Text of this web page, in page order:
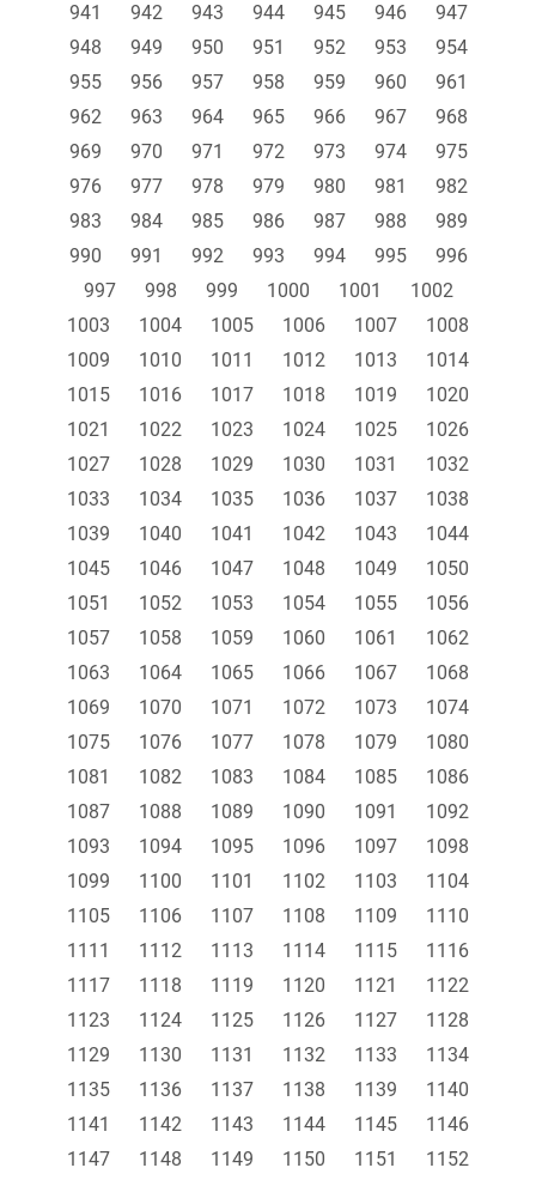
941
942 943 944 945 946
947
948
949 950 951 952 953
954
955
956 957 958 959 960
961
962
963 964 965 966 967
968
969
970 971 972 973 974
975
976
977 978 979 980 981
982
983
984 985 986 987 988
989
990
991 992 993 994 995
996
997
998 999 1000 1001
1002
1003
1004 1005 1006 1007
1008
1009
1010 1011 1012 1013
1014
1015
1016 1017 1018 1019
1020
1021
1022 1023 1024 1025
1026
1027
1028 1029 1030 1031
1032
1033
1034 1035 1036 1037
1038
1039
1040 1041 1042 1043
1044
1045
1046 1047 1048 1049
1050
1051
1052 1053 1054 1055
1056
1057
1058 1059 1060 1061
1062
1063
1064 1065 1066 1067
1068
1069
1070 1071 1072 1073
1074
1075
1076 1077 1078 1079
1080
1081
1082 1083 1084 1085
1086
1087
1088 1089 1090 1091
1092
1093
1094 1095 1096 1097
1098
1099
1100 1101 1102 1103
1104
1105
1106 1107 1108 1109
1110
1111
1112 1113 1114 1115
1116
1117
1118 1119 1120 1121
1122
1123
1124 1125 1126 1127
1128
1129
1130 1131 1132 1133
1134
1135
1136 1137 1138 1139
1140
1141
1142 1143 1144 1145
1146
1147
1148 1149 1150 1151 1152